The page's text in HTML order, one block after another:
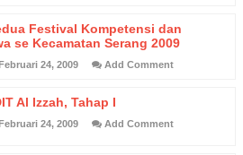
Festival Kompetensi dan
se Kecamatan Serang 2009
24, 2009 Add Comment
Al Izzah, Tahap I
24, 2009 Add Comment